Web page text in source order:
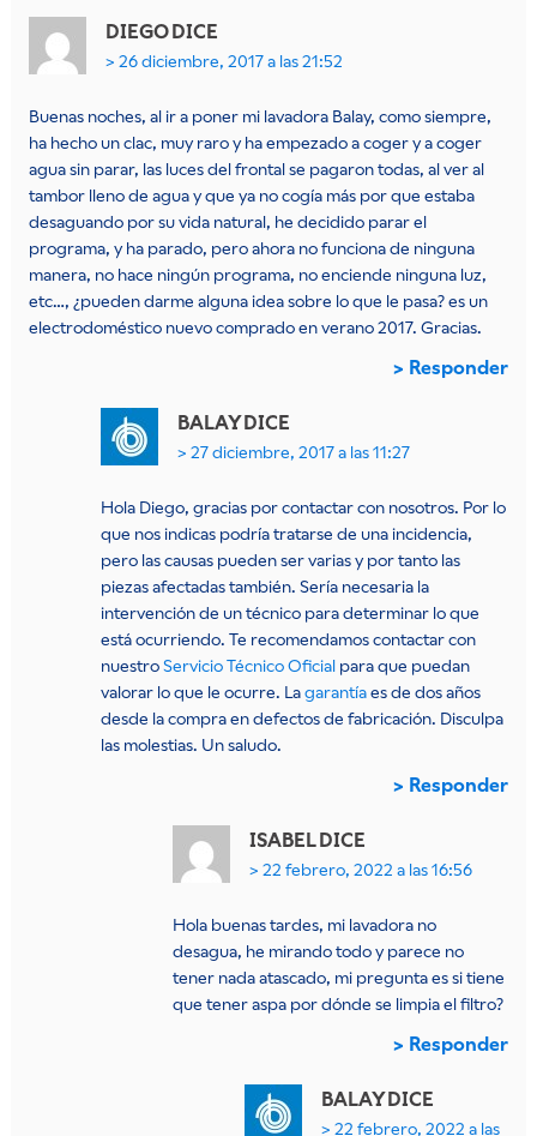
DIEGO DICE
26 diciembre, 2017 a las 21:52
Buenas noches, al ir a poner mi lavadora Balay, como siempre,
ha hecho un clac, muy raro y ha empezado a coger y a coger
agua sin parar, las luces del frontal se pagaron todas, al ver al
tambor lleno de agua y que ya no cogía más por que estaba
desaguando por su vida natural, he decidido parar el
programa, y ha parado, pero ahora no funciona de ninguna
manera, no hace ningún programa, no enciende ninguna luz,
etc…, ¿pueden darme alguna idea sobre lo que le pasa? es un
electrodoméstico nuevo comprado en verano 2017. Gracias.
Responder
BALAY DICE
27 diciembre, 2017 a las 11:27
Hola Diego, gracias por contactar con nosotros. Por lo
que nos indicas podría tratarse de una incidencia,
pero las causas pueden ser varias y por tanto las
piezas afectadas también. Sería necesaria la
intervención de un técnico para determinar lo que
está ocurriendo. Te recomendamos contactar con
nuestroServicio Técnico Oficialpara que puedan
valorar lo que le ocurre. Lagarantíaes de dos años
desde la compra en defectos de fabricación. Disculpa
las molestias. Un saludo.
Responder
ISABEL DICE
22 febrero, 2022 a las 16:56
Hola buenas tardes, mi lavadora no
desagua, he mirando todo y parece no
tener nada atascado, mi pregunta es si tiene
que tener aspa por dónde se limpia el filtro?
Responder
BALAY DICE
22 febrero, 2022 a las